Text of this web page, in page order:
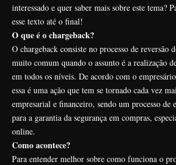
interessado e quer saber mais sobre este tema?
esse texto até o final!
O que é o chargeback?
O chargeback consiste no processo de reversão
muito comum quando o assunto é a realização
em todos os níveis. De acordo com o
essa é uma ação que tem se tornado cada vez
empresarial e financeiro, sendo um processo de
para a garantia da segurança em compras,
online.
Como acontece?
Para entender melhor sobre como funciona o